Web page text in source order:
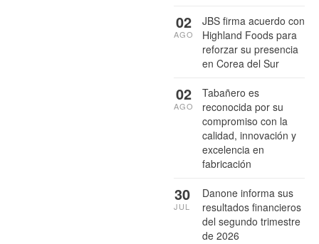
JBS firma acuerdo con
Highland Foods para
reforzar su presencia
en Corea del Sur
02
AGO
Tabañero es
reconocida por su
compromiso con la
calidad, innovación y
excelencia en
fabricación
02
AGO
Danone informa sus
resultados financieros
del segundo trimestre
de 2026
30
JUL